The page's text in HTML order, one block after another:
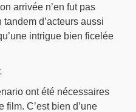
arrivée n’en fut pas
d’acteurs aussi
intrigue bien ficelée
ont été nécessaires
film. C’est bien d’une